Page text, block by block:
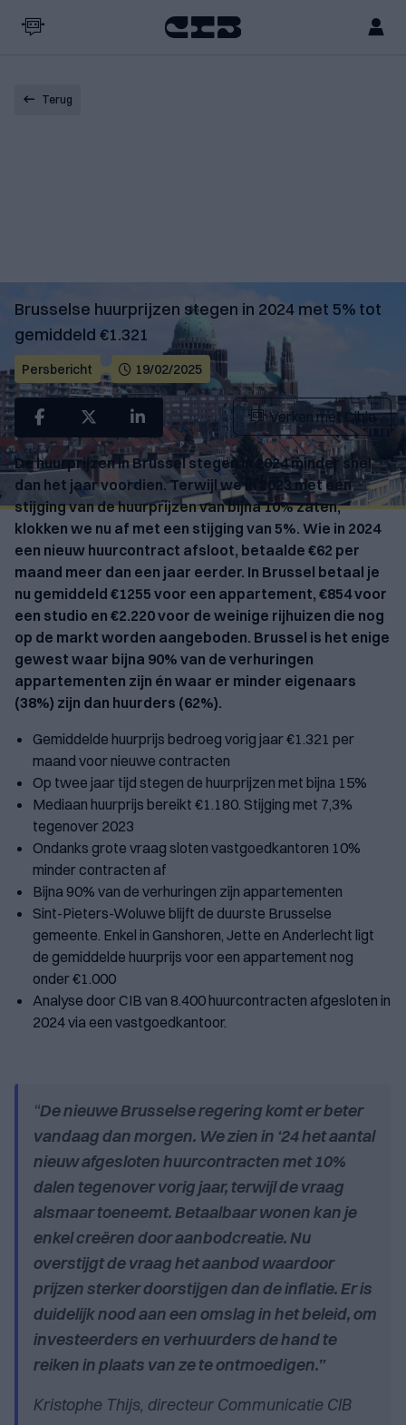
Terug
Brusselse huurprijzen stegen in 2024 met 5% tot
gemiddeld €1.321
Persbericht 19/02/2025
Verken met Cibie
De huurprijzen in Brussel stegen in 2024 minder snel
dan het jaar voordien. Terwijl we in 2023 met een
stijging van de huurprijzen van bijna 10% zaten,
klokken we nu af met een stijging van 5%. Wie in 2024
een nieuw huurcontract afsloot, betaalde €62 per
maand meer dan een jaar eerder. In Brussel betaal je
nu gemiddeld €1255 voor een appartement, €854 voor
een studio en €2.220 voor de weinige rijhuizen die nog
op de markt worden aangeboden. Brussel is het enige
gewest waar bijna 90% van de verhuringen
appartementen zijn én waar er minder eigenaars
(38%) zijn dan huurders (62%).
Gemiddelde huurprijs bedroeg vorig jaar €1.321 per
maand voor nieuwe contracten
Op twee jaar tijd stegen de huurprijzen met bijna 15%
Mediaan huurprijs bereikt €1.180. Stijging met 7,3%
tegenover 2023
Ondanks grote vraag sloten vastgoedkantoren 10%
minder contracten af
Bijna 90% van de verhuringen zijn appartementen
Sint-Pieters-Woluwe blijft de duurste Brusselse
gemeente. Enkel in Ganshoren, Jette en Anderlecht ligt
de gemiddelde huurprijs voor een appartement nog
onder €1.000
Analyse door CIB van 8.400 huurcontracten afgesloten in
2024 via een vastgoedkantoor.
“De nieuwe Brusselse regering komt er beter
vandaag dan morgen. We zien in ‘24 het aantal
nieuw afgesloten huurcontracten met 10%
dalen tegenover vorig jaar, terwijl de vraag
alsmaar toeneemt. Betaalbaar wonen kan je
enkel creëren door aanbodcreatie. Nu
overstijgt de vraag het aanbod waardoor
prijzen sterker doorstijgen dan de inflatie. Er is
duidelijk nood aan een omslag in het beleid, om
investeerders en verhuurders de hand te
reiken in plaats van ze te ontmoedigen.”
Kristophe Thijs, directeur Communicatie CIB